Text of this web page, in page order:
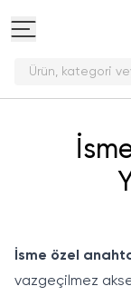
Ürün, kategori ve
İsme özel
vazgeçilmez